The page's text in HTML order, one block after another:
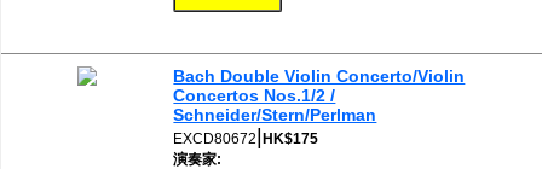
Bach Double Violin Concerto/Violin
Concertos Nos.1/2 /
Schneider/Stern/Perlman
EXCD80672 |HK$175
演奏家: